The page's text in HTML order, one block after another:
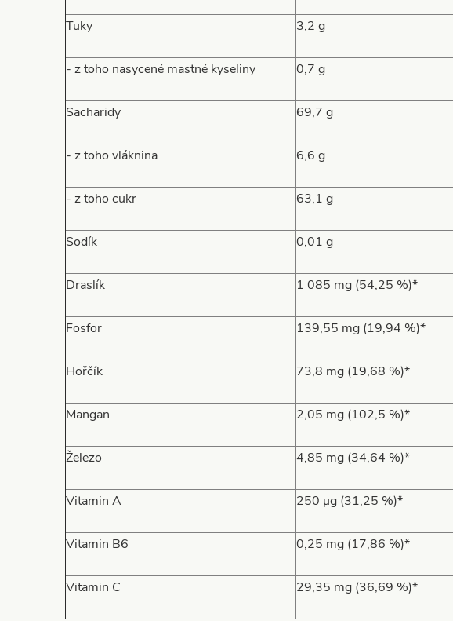
Tuky 3,2 g
- z toho nasycené mastné kyseliny 0,7 g
Sacharidy 69,7 g
- z toho vláknina 6,6 g
- z toho cukr 63,1 g
Sodík 0,01 g
Draslík 1 085 mg (54,25 %)*
Fosfor 139,55 mg (19,94 %)*
Hořčík 73,8 mg (19,68 %)*
Mangan 2,05 mg (102,5 %)*
Železo 4,85 mg (34,64 %)*
Vitamin A 250 µg (31,25 %)*
Vitamin B6 0,25 mg (17,86 %)*
Vitamin C 29,35 mg (36,69 %)*